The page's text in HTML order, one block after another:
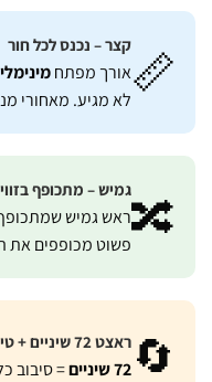
קצר – נכנס לכל חור
אורך מפתחמינימלי
לא מגיע. מאחורי מנועים,
גמיש – מתכופף בזווית
ראש גמיש שמתכופףלכל
פשוט מכופפים את הראש.
ראצט 72 שיניים + טיטניום
72 שיניים = סיבוב כל 5 מעלות.